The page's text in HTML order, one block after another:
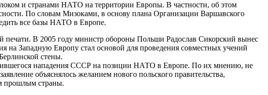
и странами НАТО на территории Европы. В частности, об этом
По словам Мизоками, в основу плана Организации Варшавского
все базы НАТО в Европе.
печати. В 2005 году министр обороны Польши Радослав Сикорский вынес
на Западную Европу стал основой для проведения совместных учений
стены.
нападения СССР на позиции НАТО в Европе. По их мнению, не
объяснялось желанием нового польского правительства,
прошлым страны.